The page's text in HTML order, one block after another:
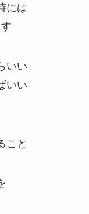
には
いい
いい
こと